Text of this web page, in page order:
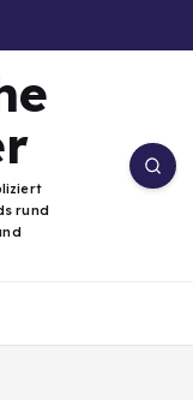
rund